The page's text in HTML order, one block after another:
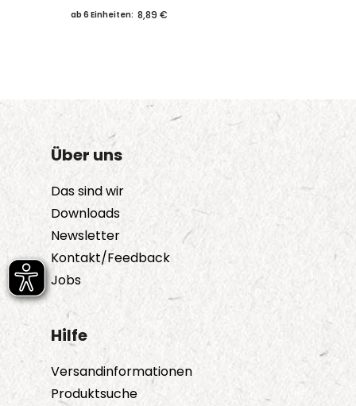
ab 6 Einheiten: 8,89 €
Über uns
Das sind wir
Downloads
Newsletter
Kontakt/Feedback
Jobs
Hilfe
Versandinformationen
Produktsuche